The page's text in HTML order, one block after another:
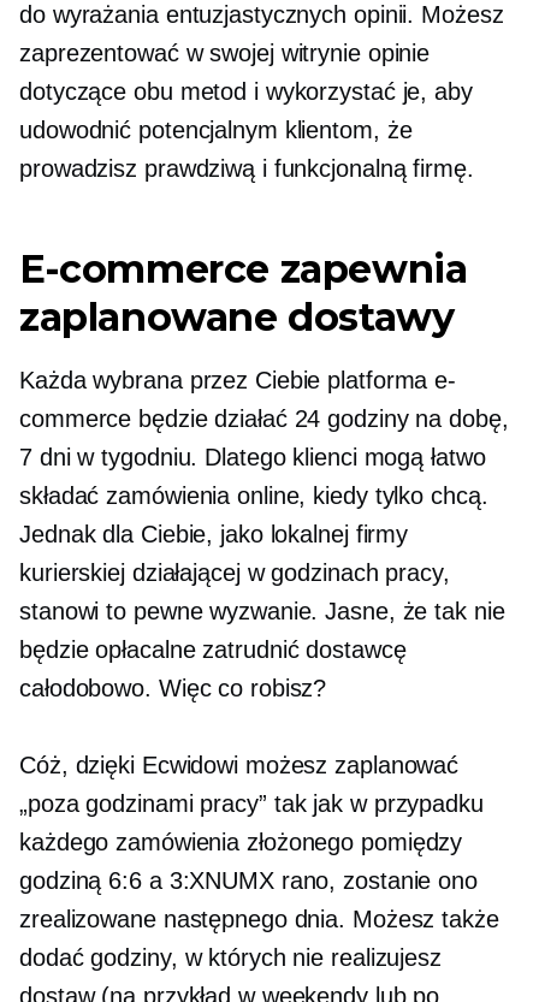
do wyrażania entuzjastycznych opinii. Możesz
zaprezentować w swojej witrynie opinie
dotyczące obu metod i wykorzystać je, aby
udowodnić potencjalnym klientom, że
prowadzisz prawdziwą i funkcjonalną firmę.
E-commerce zapewnia
zaplanowane dostawy
Każda wybrana przez Ciebie platforma e-
commerce będzie działać 24 godziny na dobę,
7 dni w tygodniu. Dlatego klienci mogą łatwo
składać zamówienia online, kiedy tylko chcą.
Jednak dla Ciebie, jako lokalnej firmy
kurierskiej działającej w godzinach pracy,
stanowi to pewne wyzwanie. Jasne, że tak nie
będzieopłacalnezatrudnić dostawcę
całodobowo. Więc co robisz?
Cóż, dzięki Ecwidowi możesz zaplanować
„poza godzinami pracy” tak jak w przypadku
każdego zamówienia złożonego pomiędzy
godziną 6:6 a 3:XNUMX rano, zostanie ono
zrealizowane następnego dnia. Możesz także
dodać godziny, w których nie realizujesz
dostaw (na przykład w weekendy lub po